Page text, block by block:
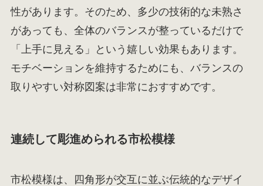
性があります。そのため、多少の技術的な未熟さ
があっても、全体のバランスが整っているだけで
「上手に見える」という嬉しい効果もあります。
モチベーションを維持するためにも、バランスの
取りやすい対称図案は非常におすすめです。
連続して彫進められる市松模様
市松模様は、四角形が交互に並ぶ伝統的なデザイ